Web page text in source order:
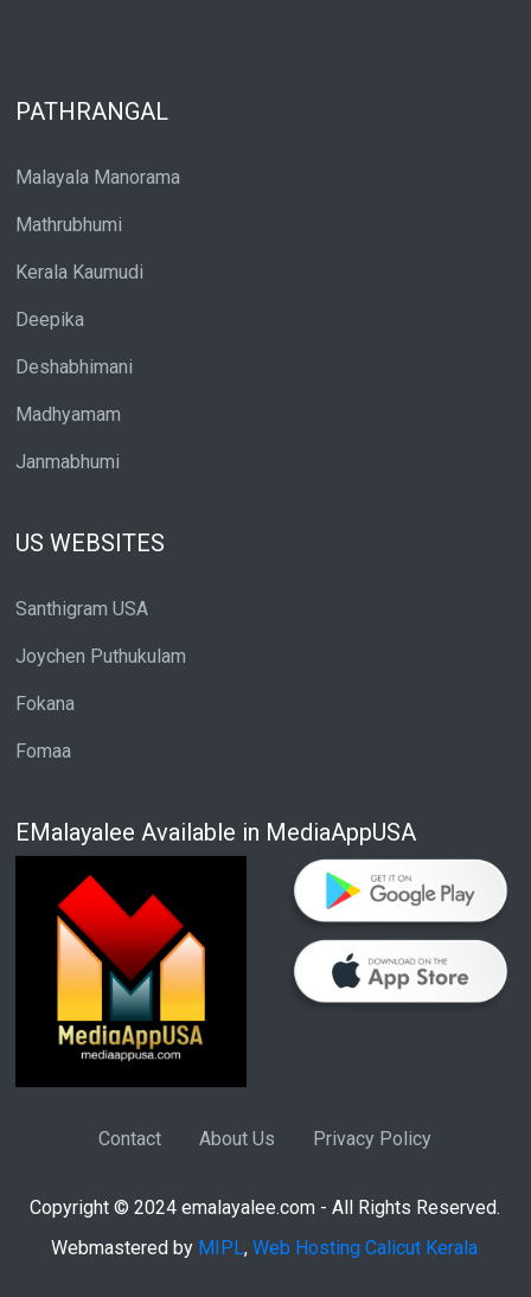
PATHRANGAL
Malayala Manorama
Mathrubhumi
Kerala Kaumudi
Deepika
Deshabhimani
Madhyamam
Janmabhumi
US WEBSITES
Santhigram USA
Joychen Puthukulam
Fokana
Fomaa
EMalayalee Available in MediaAppUSA
Contact About Us Privacy Policy
Copyright © 2024 emalayalee.com - All Rights Reserved.
Webmastered by MIPL, Web Hosting Calicut Kerala